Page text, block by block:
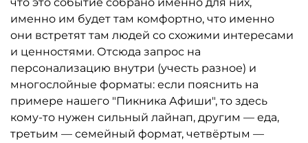
именно им будет там комфортно, что именно
они встретят там людей со схожими интересами
и ценностями. Отсюда запрос на
персонализацию внутри (учесть разное) и
многослойные форматы: если пояснить на
примере нашего "Пикника Афиши", то здесь
кому-то нужен сильный лайнап, другим — еда,
третьим — семейный формат, четвёртым —